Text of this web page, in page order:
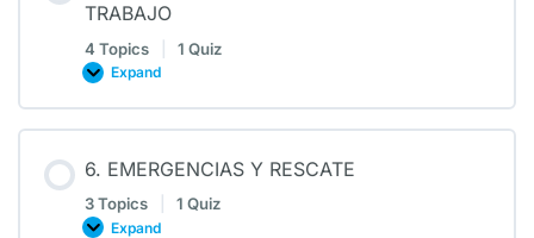
TRABAJO
4 Topics 1 Quiz
Expand
6. EMERGENCIAS Y RESCATE
3 Topics 1 Quiz
Expand